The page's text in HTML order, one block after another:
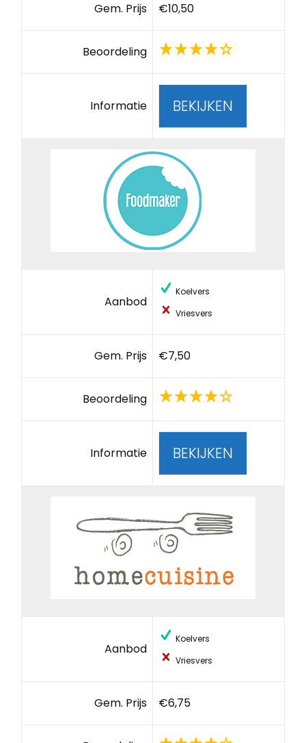
Gem. Prijs €10,50
Beoordeling
Informatie BEKIJKEN
Aanbod
Koelvers
Vriesvers
Gem. Prijs €7,50
Beoordeling
Informatie BEKIJKEN
Aanbod
Koelvers
Vriesvers
Gem. Prijs €6,75